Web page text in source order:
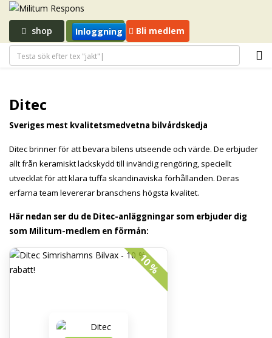
shop Inloggning Bli medlem
Ditec
Sveriges mest kvalitetsmedvetna bilvårdskedja
Ditec brinner för att bevara bilens utseende och värde. De erbjuder
allt från keramiskt lackskydd till invändig rengöring, speciellt
utvecklat för att klara tuffa skandinaviska förhållanden. Deras
erfarna team levererar branschens högsta kvalitet.
Här nedan ser du de Ditec-anläggningar som erbjuder dig
som Militum-medlem en förmån:
10 %